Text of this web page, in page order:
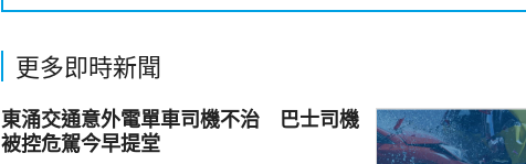
更多即時新聞
東涌交通意外電單車司機不治 巴士司機
被控危駕今早提堂